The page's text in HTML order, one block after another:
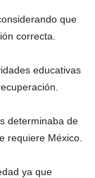
que
correcta.
educativas
determinaba de
requiere México.
ya que